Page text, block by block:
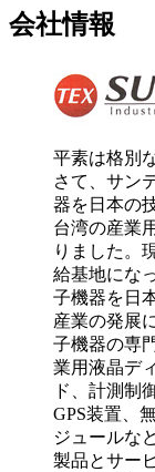
会社情報
平素は格別
さて、サン
器を日本の
台湾の産業
りました。
給基地にな
子機器を日
産業の発展
子機器の専
業用液晶デ
ド、計測制
GPS装置、
ジュールな
製品とサー